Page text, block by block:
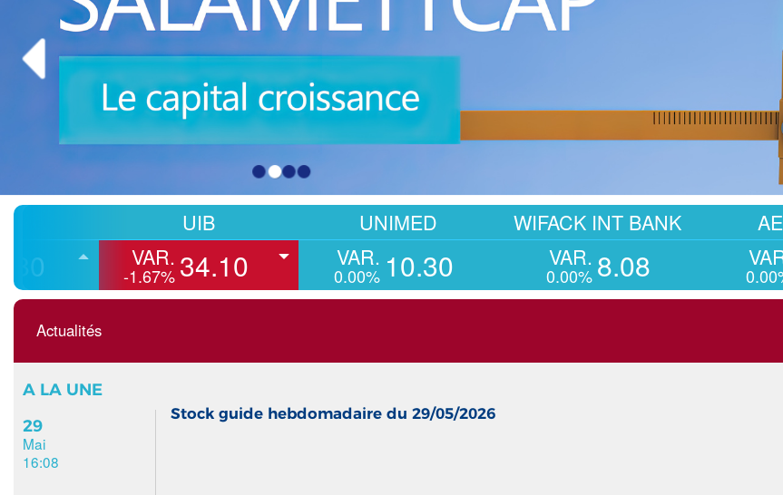
AETECH
0.41
VAR.
34.10
UNIMED
VAR.
10.30
WIFACK INT BANK
8.08
Actualités
A LA UNE
29
Mai
16:08
Stock guide hebdomadaire du 29/05/2026